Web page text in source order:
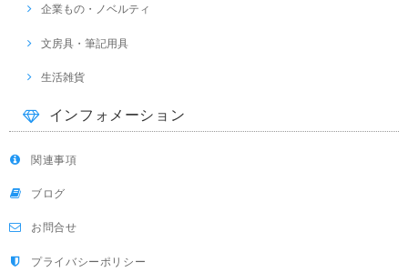
企業もの・ノベルティ
文房具・筆記用具
生活雑貨
インフォメーション
関連事項
ブログ
お問合せ
プライバシーポリシー